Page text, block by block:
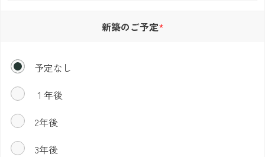
新築のご予定
予定なし
１年後
2年後
3年後